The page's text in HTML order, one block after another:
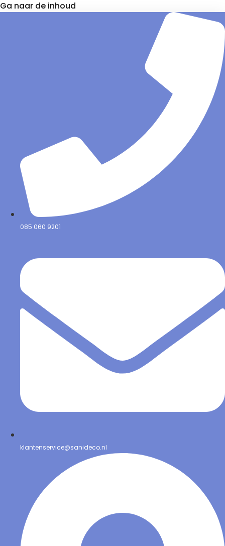
Ga naar de inhoud
085 060 9201
klantenservice@sanideco.nl